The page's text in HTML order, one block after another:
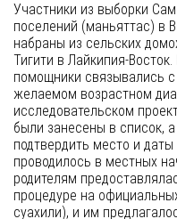
Участники из выборки
поселений (маньяттас) в
набраны из сельских
Тигити в Лайкипия-
помощники связывались
желаемом возрастном
исследовательском
были занесены в список,
подтвердить место и
проводилось в местных
родителям
процедуре на
суахили), и им